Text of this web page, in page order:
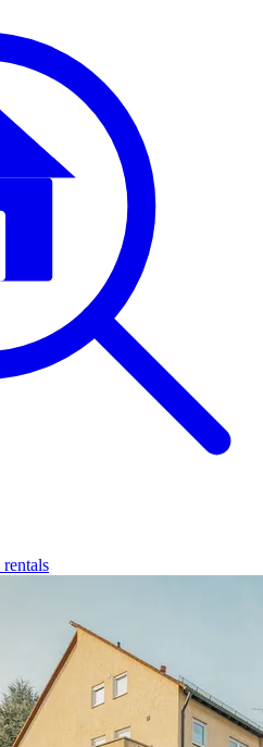
rentals